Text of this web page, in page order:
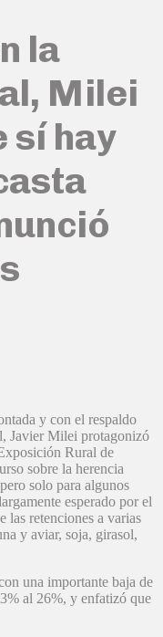
la
Milei
sí hay
y con el respaldo
Javier Milei protagonizó
Rural de
sobre la herencia
solo para algunos
esperado por el
las retenciones a varias
y aviar, soja, girasol,
una importante baja de
al 26%, y enfatizó que